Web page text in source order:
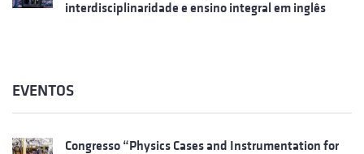
interdisciplinaridade e ensino integral em inglês
EVENTOS
Congresso “Physics Cases and Instrumentation for